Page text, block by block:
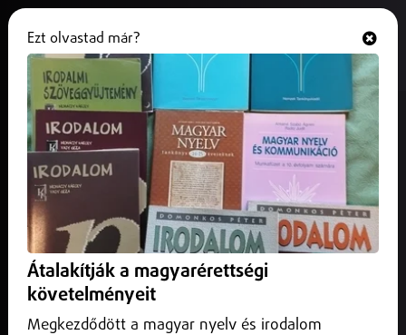
Debrecenben lesz a centrum
kórházak egyike
2026. május 13. Belföld
Debrecen kiemelt szerepet kaphat az új egészségügyi
rendszerben, ezt jelentette be Hegedűs Zsolt egészségügyi
miniszter.
Ezt olvastad már?
Átalakítják a magyarérettségi
követelményeit
Megkezdődött a magyar nyelv és irodalom